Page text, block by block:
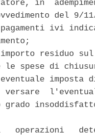
in
del 9/
ivi
residuo
spese di
imposta
versare
grado
operazioni